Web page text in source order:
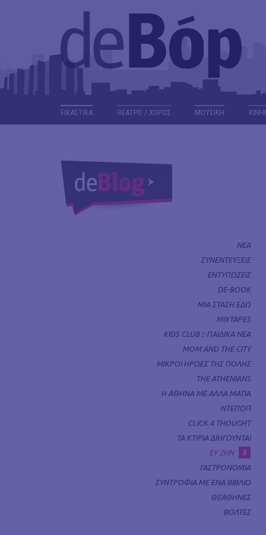
ΕΙΚΑΣΤΙΚΑ ΘΕΑΤΡΟ / ΧΟΡΟΣ ΜΟΥΣΙΚΗ
ΝΕΑ
ΣΥΝΕΝΤΕΥΞΕΙΣ
ΕΝΤΥΠΩΣΕΙΣ
DE-BOOK
ΜΙΑ ΣΤΑΣΗ ΕΔΩ
MIXTAPES
KIDS CLUB :: ΠΑΙΔΙΚΑ ΝΕΑ
MOM AND THE CITY
ΜΙΚΡΟΙ ΗΡΩΕΣ ΤΗΣ ΠΟΛΗΣ
THE ATHENIANS
Η ΑΘΗΝΑ ΜΕ ΑΛΛΑ ΜΑΤΙΑ
ΝΤΕΠΟΠ
CLICK 4 THOUGHT
ΤΑ ΚΤΙΡΙΑ ΔΙΗΓΟΥΝΤΑΙ
ΕΥ ΖΗΝ
#
ΓΑΣΤΡΟΝΟΜΙΑ
ΣΥΝΤΡΟΦΙΑ ΜΕ ΕΝΑ ΒΙΒΛΙΟ
ΘΕΑΘΗΝΕΣ
ΒΟΛΤΕΣ